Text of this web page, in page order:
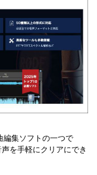
編集ソフトの一つで
声を手軽にクリアにでき